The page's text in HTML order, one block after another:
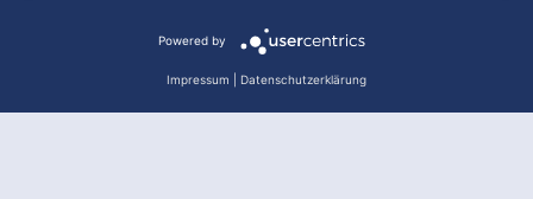
Powered by
Impressum Datenschutzerklärung